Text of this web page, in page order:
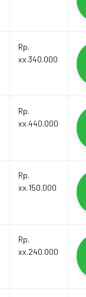
Rp.
xx.340.000
Rp.
xx.440.000
Rp.
xx.150.000
Rp.
xx.240.000